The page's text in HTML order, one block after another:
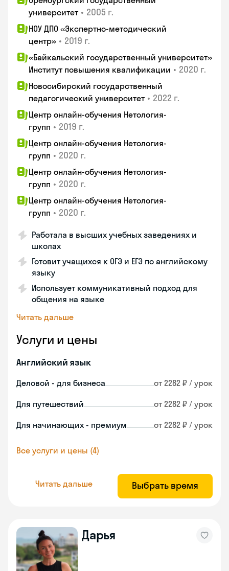
университет • 2005 г.
НОУ ДПО «Экспертно-методический
центр» • 2019 г.
«Байкальский государственный университет»
Институт повышения квалификации • 2020 г.
Новосибирский государственный
педагогический университет • 2022 г.
Центр онлайн-обучения Нетология-
групп • 2019 г.
Центр онлайн-обучения Нетология-
групп • 2020 г.
Центр онлайн-обучения Нетология-
групп • 2020 г.
Центр онлайн-обучения Нетология-
групп • 2020 г.
Работала в высших учебных заведениях и
школах
Готовит учащихся к ОГЭ и ЕГЭ по английскому
языку
Использует коммуникативный подход для
общения на языке
Читать дальше
Услуги и цены
Английский язык
Деловой - для бизнеса от 2282 ₽ / урок
Для путешествий от 2282 ₽ / урок
Для начинающих - премиум от 2282 ₽ / урок
Все услуги и цены (4)
Читать дальше Выбрать время
Дарья